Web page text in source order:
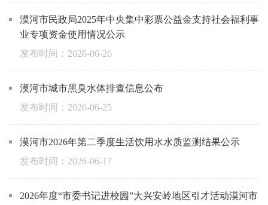
漠河市民政局2025年中央集中彩票公益金支持社会福利事
业专项资金使用情况公示
2026-06-26
漠河市城市黑臭水体排查信息公布
2026-06-25
漠河市2026年第二季度生活饮用水水质监测结果公示
2026-06-17
2026年度“市委书记进校园”大兴安岭地区引才活动漠河市